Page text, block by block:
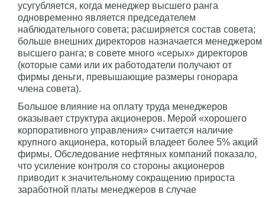
усугубляется, когда менеджер высшего ранга
одновременно является председателем
наблюдательного совета; расширяется состав совета;
больше внешних директоров назначается менеджером
высшего ранга; в совете много «серых» директоров
(которые сами или их работодатели получают от
фирмы деньги, превышающие размеры гонорара
члена совета).
Большое влияние на оплату труда менеджеров
оказывает структура акционеров. Мерой «хорошего
корпоративного управления» считается наличие
крупного акционера, который владеет более 5% акций
фирмы. Обследование нефтяных компаний показало,
что усиление контроля со стороны акционеров
приводит к значительному сокращению прироста
заработной платы менеджеров в случае